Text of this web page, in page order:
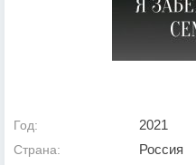
Год: 2021
Страна: Россия